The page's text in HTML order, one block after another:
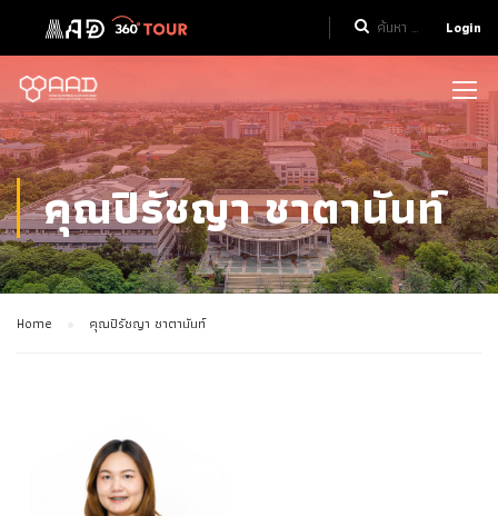
Login
คุณปิรัชญา ชาตานันท์
Home คุณปิรัชญา ชาตานันท์